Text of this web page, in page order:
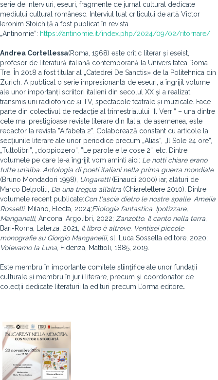
serie de interviuri, eseuri, fragmente de jurnal cultural dedicate
mediului cultural românesc. Interviul luat criticului de artă Victor
Ieronim Stoichiță a fost publicat în revista
„Antinomie”: https://antinomie.it/index.php/2024/09/02/ritornare/
Andrea Cortellessa(Roma, 1968) este critic literar și eseist,
profesor de literatură italiană contemporană la Universitatea Roma
Tre. În 2018 a fost titular al „Catedrei De Sanctis» de la Politehnica din
Zurich. A publicat o serie impresionantă de eseuri, a îngrijit volume
ale unor importanți scriitori italieni din secolul XX și a realizat
transmisiuni radiofonice și TV, spectacole teatrale și muzicale. Face
parte din colectivul de redacție al trimestrialului ”Il Verri” – una dintre
cele mai prestigioase reviste literare din Italia; de asemenea, este
redactor la revista ”Alfabeta 2”. Colaborează constant cu articole la
secțiunile literare ale unor periodice precum „Alias”, „Il Sole 24 ore”,
„Tuttolibri”, „doppiozero”, ”Le parole e le cose 2”, etc. Dintre
volumele pe care le-a îngrijit vom aminti aici: Le notti chiare erano
tutte un’alba. Antologia di poeti italiani nella prima guerra mondiale
(Bruno Mondadori 1998),
Ungaretti(Einaudi 2000) iar, alături de
Marco Belpoliti, Da una tregua all’altra (Chiarelettere 2010). Dintre
volumele recent publicate:Con l'ascia dietro le nostre spalle. Amelia
Rosselli, Milano, Electa, 2024;Filologia fantastica. Ipotizzare,
Manganelli, Ancona, Argolibri, 2022; Zanzotto. Il canto nella terra
Bari-Roma, Laterza, 2021; Il libro è altrove. Ventisei piccole
monografie su Giorgio Manganelli, sl, Luca Sossella editore, 2020;
Volevamo la Luna , Fidenza, Mattioli, 1885, 2019.
Este membru în importante comitete științifice ale unor fundații
culturale și membru în jurii literare, precum și coordonator de
colecții dedicate literaturii la edituri precum L’orma editore.